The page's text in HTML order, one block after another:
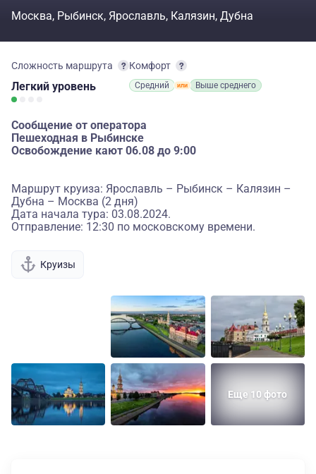
Москва Рыбинск Ярославль Калязин Дубна
Сложность маршрута
Легкий уровень
Комфорт
Средний Выше среднего
Сообщение от оператора
Пешеходная в Рыбинске
Освобождение кают 06.08 до 9:00
Маршрут круиза: Ярославль – Рыбинск – Калязин –
Дубна – Москва (2 дня)
Дата начала тура: 03.08.2024.
Отправление: 12:30 по московскому времени.
Круизы
Еще 10 фото